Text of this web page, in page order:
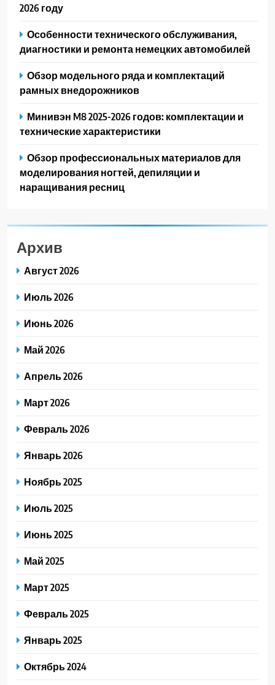
2026 году
Особенности технического обслуживания,
диагностики и ремонта немецких автомобилей
Обзор модельного ряда и комплектаций
рамных внедорожников
Минивэн M8 2025-2026 годов: комплектации и
технические характеристики
Обзор профессиональных материалов для
моделирования ногтей, депиляции и
наращивания ресниц
Архив
Август 2026
Июль 2026
Июнь 2026
Май 2026
Апрель 2026
Март 2026
Февраль 2026
Январь 2026
Ноябрь 2025
Июль 2025
Июнь 2025
Май 2025
Март 2025
Февраль 2025
Январь 2025
Октябрь 2024